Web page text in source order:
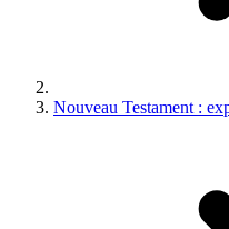
Nouveau Testament :